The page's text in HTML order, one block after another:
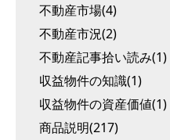
不動産市場(4)
不動産市況(2)
不動産記事拾い読み(1)
収益物件の知識(1)
収益物件の資産価値(1)
商品説明(217)